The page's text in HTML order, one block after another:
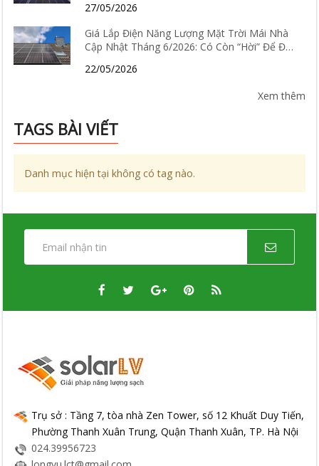
27/05/2026
Giá Lắp Điện Năng Lượng Mặt Trời Mái Nhà
Cập Nhật Tháng 6/2026: Có Còn “Hời” Để Đầu
22/05/2026
Xem thêm
TAGS BÀI VIẾT
Danh mục hiện tại không có tag nào.
Trụ sở : Tầng 7, tòa nhà Zen Tower, số 12 Khuất Duy Tiến,
Phường Thanh Xuân Trung, Quận Thanh Xuân, TP. Hà Nội
024.39956723